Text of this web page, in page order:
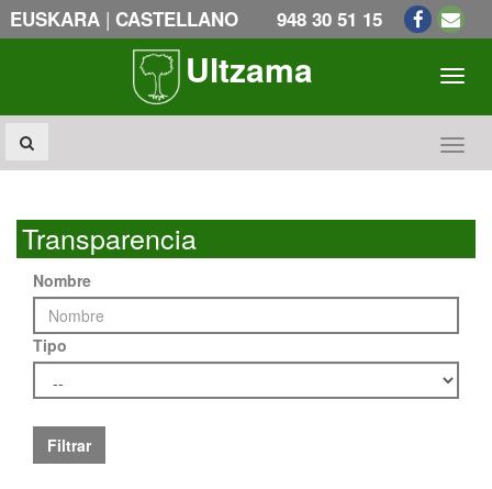
EUSKARA | CASTELLANO 948 30 51 15
Ultzama
Transparencia
Nombre
Tipo
Filtrar